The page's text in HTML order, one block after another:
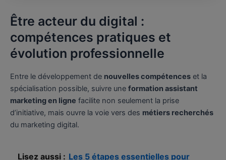
Être acteur du digital :
compétences pratiques et
évolution professionnelle
Entre le développement de nouvelles compétences et la
spécialisation possible, suivre une formation assistant
marketing en ligne facilite non seulement la prise
d’initiative, mais ouvre la voie vers des métiers recherchés
du marketing digital.
Lisez aussi : Les 5 étapes essentielles pour